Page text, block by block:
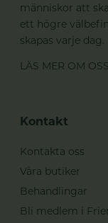
människor att
ett högre
skapas varje dag.
LÄS MER OM OSS
Kontakt
Kontakta oss
Våra butiker
Behandlingar
Bli medlem i